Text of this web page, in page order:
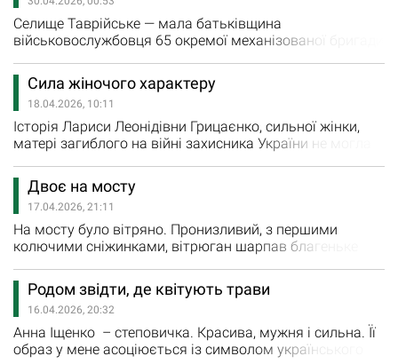
потерпає від російських атак. Про це повідомляє
Запорізька…
Селище Таврійське — мала батьківщина
військовослужбовця 65 окремої механізованої бригади
Тут він народився, виріс. У Таврійському, а ще в
сусідній Юрківці багато років жила його
багаточисельна рідня. Як і у всіх нас, життя цього
життєрадісного хлопця на “до” і “після”…
Сила жіночого характеру
18.04.2026, 10:11
Історія Лариси Леонідівни Грицаєнко, сильної жінки,
матері загиблого на війні захисника України не могла
прагне вгамувати нестерпний біль у душі, хоча
зробити це непросто... До Оріхова вона приїхала з
чоловіком Олегом після закінчення Вінницького
політехнічного інституту влітку 1983 року. Подружжя
вже мало…
Двоє на мосту
17.04.2026, 21:11
На мосту було вітряно. Пронизливий, з першими
колючими сніжинками, вітрюган шарпав благеньке
собі піжоном – чорний кашемір, довгий червоний
шарф, модні кросівки. - Невже я ще хочу їй
сподобатись, а може вразити? – спитав себе майже
вголос. Її, Катерину, яку колись до нестями кохав, а
зараз на…
Родом звідти, де квітують трави
16.04.2026, 20:32
Анна Іщенко – степовичка. Красива, мужня і сильна. Її
образ у мене асоціюється із символом українського